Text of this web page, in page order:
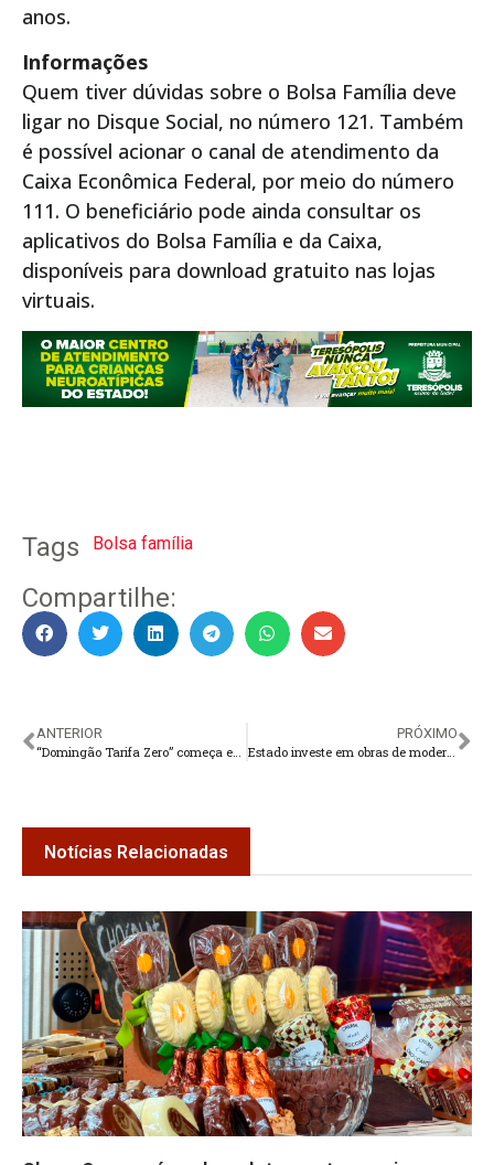
anos.
Informações
Quem tiver dúvidas sobre o Bolsa Família deve
ligar no Disque Social, no número 121. Também
é possível acionar o canal de atendimento da
Caixa Econômica Federal, por meio do número
111. O beneficiário pode ainda consultar os
aplicativos do Bolsa Família e da Caixa,
disponíveis para download gratuito nas lojas
virtuais.
Tags Bolsa família
Compartilhe:
ANTERIOR
PRÓXIMO
Notícias Relacionadas